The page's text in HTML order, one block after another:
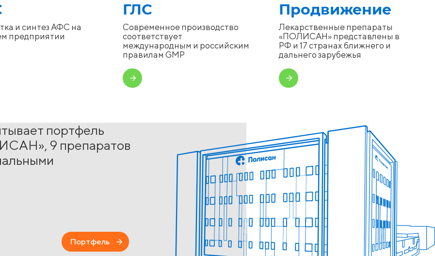
и синтез АФС на
предприятии
ГЛС
Современное производство
соответствует
международным и российским
правилам GMP
Продвижение
Лекарственные препараты
«ПОЛИСАН» представлены в
РФ и 17 странах ближнего и
дальнего зарубежья
портфель
9 препаратов
Портфель